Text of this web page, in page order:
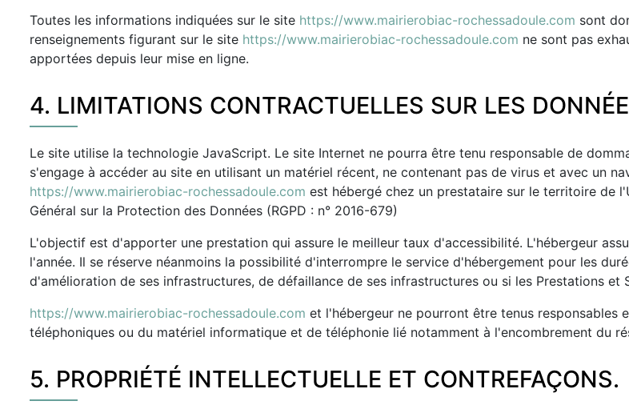
Toutes les informations indiquées sur le site https://www.mairierobiac-rochessadoule.com sont
renseignements figurant sur le site https://www.mairierobiac-rochessadoule.com ne sont pas
apportées depuis leur mise en ligne.
4. LIMITATIONS CONTRACTUELLES SUR LES
Le site utilise la technologie JavaScript. Le site Internet ne pourra être tenu responsable de
s'engage à accéder au site en utilisant un matériel récent, ne contenant pas de virus et avec un
https://www.mairierobiac-rochessadoule.com est hébergé chez un prestataire sur le territoire de
Général sur la Protection des Données (RGPD : n° 2016-679)
L'objectif est d'apporter une prestation qui assure le meilleur taux d'accessibilité. L'hébergeur
l'année. Il se réserve néanmoins la possibilité d'interrompre le service d'hébergement pour les
d'amélioration de ses infrastructures, de défaillance de ses infrastructures ou si les Prestations et
https://www.mairierobiac-rochessadoule.com et l'hébergeur ne pourront être tenus responsables
téléphoniques ou du matériel informatique et de téléphonie lié notamment à l'encombrement du
5. PROPRIÉTÉ INTELLECTUELLE ET CONTREFAÇONS.